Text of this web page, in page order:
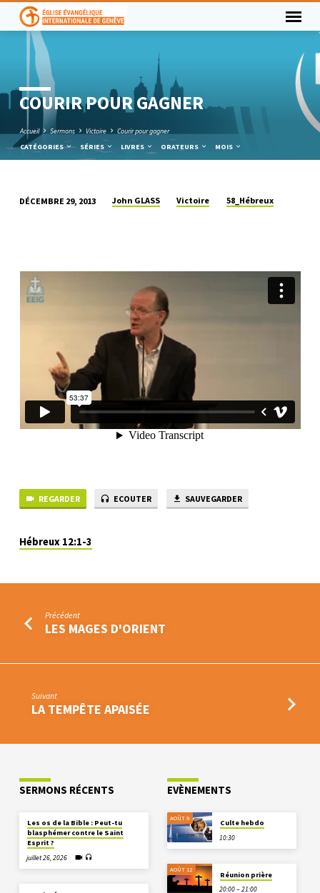
COURIR POUR GAGNER
Accueil Sermons Victoire
Courir pour gagner
CATÉGORIES
SÉRIES LIVRES ORATEURS MOIS
DÉCEMBRE 29, 2013 John GLASS Victoire 58_Hébreux
REGARDER ECOUTER SAUVEGARDER
Hébreux 12:1-3
Précédent
LES MAGES D'ORIENT
Suivant
LA TEMPÊTE APAISÉE
SERMONS RÉCENTS
Les os de la Bible : Peut-tu
blasphémer contre le Saint
Esprit ?
juillet 26, 2026
EVÈNEMENTS
AOÛT 9
Culte hebdo
10:30
AOÛT 12
Réunion prière
20:00 – 21:00